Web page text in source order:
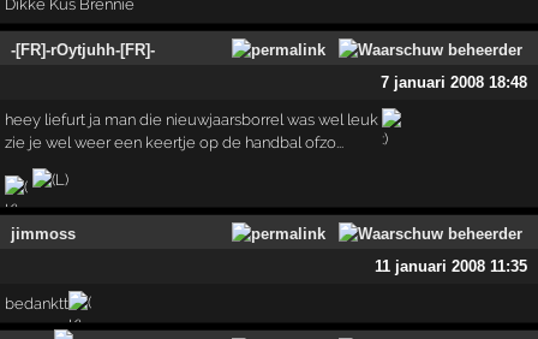
Dikke Kus Brennie
-[FR]-rOytjuhh-[FR]-
7 januari 2008 18:48
heey liefurt ja man die nieuwjaarsborrel was wel leuk
zie je wel weer een keertje op de handbal ofzo...
jimmoss
11 januari 2008 11:35
bedanktt